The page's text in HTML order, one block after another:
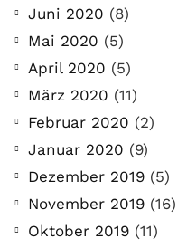
Juni 2020 (8)
Mai 2020 (5)
April 2020 (5)
März 2020 (11)
Februar 2020 (2)
Januar 2020 (9)
Dezember 2019 (5)
November 2019 (16)
Oktober 2019 (11)